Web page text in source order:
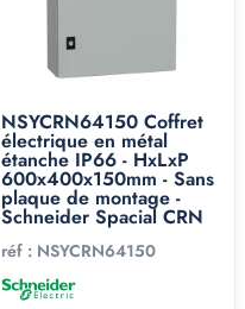
NSYCRN64150 Coffret
électrique en métal
étanche IP66 - HxLxP
600x400x150mm - Sans
plaque de montage -
Schneider Spacial CRN
réf : NSYCRN64150